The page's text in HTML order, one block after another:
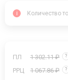
i Количество
ПЛ 1 302.11 ₽ ?
РРЦ 1 067.86 ₽ ?